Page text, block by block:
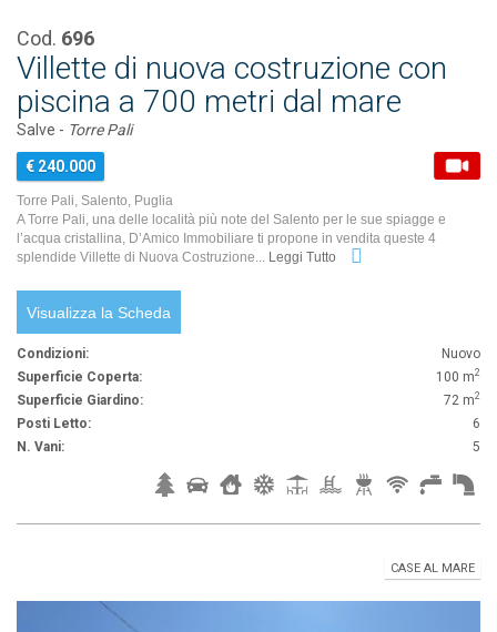
Cod. 696
Villette di nuova costruzione con
piscina a 700 metri dal mare
Salve - Torre Pali
€ 240.000
Torre Pali, Salento, Puglia
A Torre Pali, una delle località più note del Salento per le sue spiagge e
l’acqua cristallina, D’Amico Immobiliare ti propone in vendita queste 4
splendide Villette di Nuova Costruzione... Leggi Tutto
Visualizza la Scheda
Condizioni:
Nuovo
Superficie Coperta:
100 m2
Superficie Giardino: 72 m2
Posti Letto:
6
N. Vani:
5
CASE AL MARE